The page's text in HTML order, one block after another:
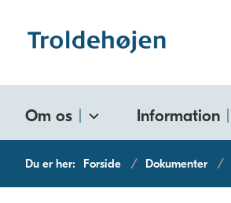
Om os Information
Du er her: Forside Dokumenter